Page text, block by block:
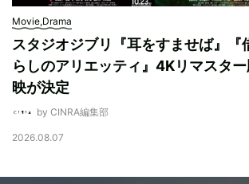
Movie,Drama
スタジオジブリ『耳をすませば』『
らしのアリエッティ』4Kリマスタ
映が決定
by CINRA編集部
2026.08.07